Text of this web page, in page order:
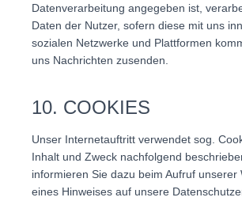
Datenverarbeitung angegeben ist,
Daten der Nutzer, sofern diese mit uns
sozialen Netzwerke und Plattformen
uns Nachrichten zusenden.
10. COOKIES
Unser Internetauftritt verwendet sog.
Inhalt und Zweck nachfolgend
informieren Sie dazu beim Aufruf unserer
eines Hinweises auf unsere